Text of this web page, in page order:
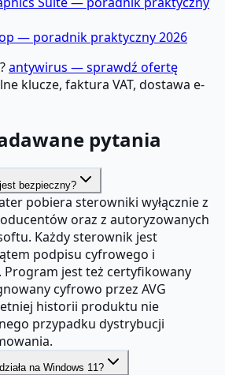
— poradnik praktyczny 2026
antywirus — sprawdź ofertę
klucze, faktura VAT, dostawa e-
pytania
bezpieczny?
pobiera sterowniki wyłącznie z
oraz z autoryzowanych
Każdy sterownik jest
podpisu cyfrowego i
jest też certyfikowany
cyfrowo przez AVG
historii produktu nie
przypadku dystrybucji
na Windows 11?